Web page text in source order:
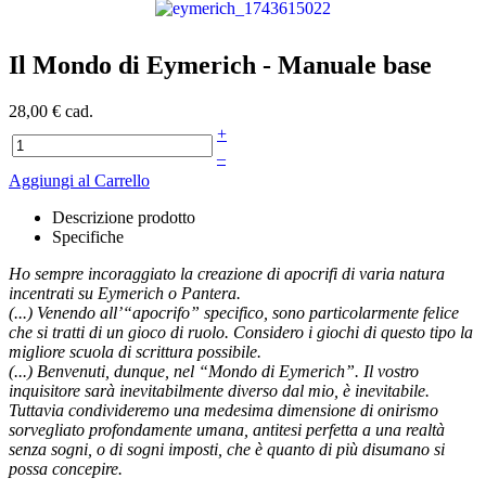
Il Mondo di Eymerich - Manuale base
28,00 € cad.
+
–
Aggiungi al Carrello
Descrizione prodotto
Specifiche
Ho sempre incoraggiato la creazione di apocrifi di varia natura
incentrati su Eymerich o Pantera.
(...) Venendo all’“apocrifo” specifico, sono particolarmente felice
che si tratti di un gioco di ruolo. Considero i giochi di questo tipo la
migliore scuola di scrittura possibile.
(...) Benvenuti, dunque, nel “Mondo di Eymerich”. Il vostro
inquisitore sarà inevitabilmente diverso dal mio, è inevitabile.
Tuttavia condivideremo una medesima dimensione di onirismo
sorvegliato profondamente umana, antitesi perfetta a una realtà
senza sogni, o di sogni imposti, che è quanto di più disumano si
possa concepire.